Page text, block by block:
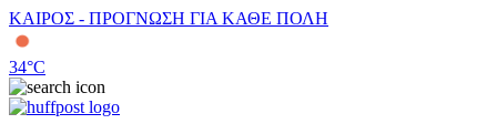
ΚΑΙΡΟΣ - ΠΡΟΓΝΩΣΗ ΓΙΑ ΚΑΘΕ ΠΟΛΗ
34°C